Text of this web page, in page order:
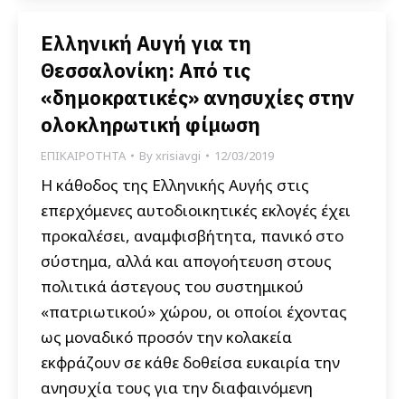
Ελληνική Αυγή για τη
Θεσσαλονίκη: Από τις
«δημοκρατικές» ανησυχίες στην
ολοκληρωτική φίμωση
ΕΠΙΚΑΙΡΟΤΗΤΑ Byxrisiavgi 12/03/2019
Η κάθοδος της Ελληνικής Αυγής στις
επερχόμενες αυτοδιοικητικές εκλογές έχει
προκαλέσει, αναμφισβήτητα, πανικό στο
σύστημα, αλλά και απογοήτευση στους
πολιτικά άστεγους του συστημικού
«πατριωτικού» χώρου, οι οποίοι έχοντας
ως μοναδικό προσόν την κολακεία
εκφράζουν σε κάθε δοθείσα ευκαιρία την
ανησυχία τους για την διαφαινόμενη